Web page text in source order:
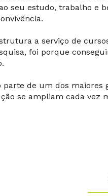
seu estudo, trabalho e
a serviço de
foi porque
parte de um dos
se ampliam cada vez